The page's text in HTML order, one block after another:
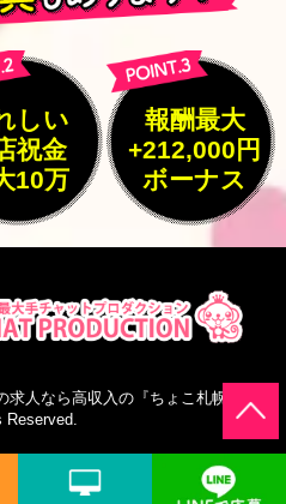
しい
祝金
10万
報酬最大
+212,000円
ボーナス
求人なら高収入の『ちょこ札幌』
All
Reserved.